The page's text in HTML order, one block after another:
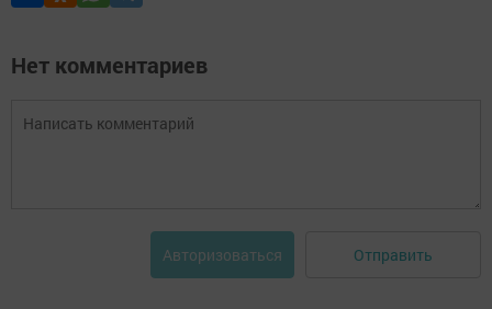
Нет комментариев
Авторизоваться Отправить